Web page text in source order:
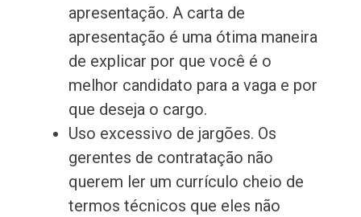
apresentação. A carta de
apresentação é uma ótima maneira
de explicar por que você é o
melhor candidato para a vaga e por
que deseja o cargo.
Uso excessivo de jargões. Os
gerentes de contratação não
querem ler um currículo cheio de
termos técnicos que eles não